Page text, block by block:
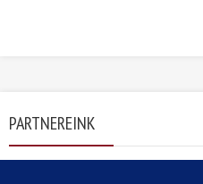
PARTNEREINK